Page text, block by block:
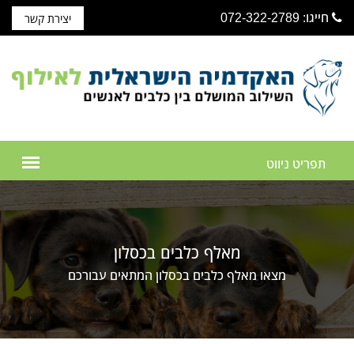
חייגו: 072-322-2789 יצירת קשר
מאלף כלבים בכסלון
מצאו מאלף כלבים בכסלון המתאים עבורכם